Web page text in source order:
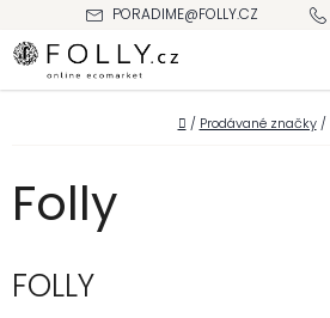
obsah
PORADIME@FOLLY.CZ
Domů
/ Prodávané značky /
Folly
FOLLY